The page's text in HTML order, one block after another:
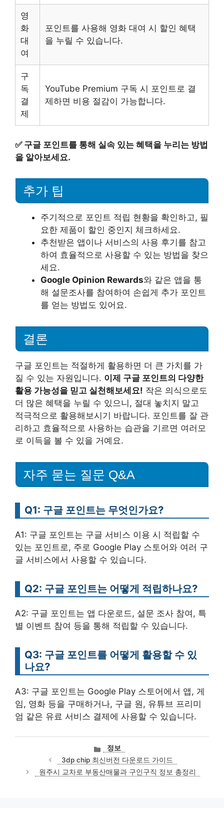
영
화
대
여
포인트를 사용해 영화 대여 시 할인 혜택
을 누릴 수 있습니다.
구
독
결
제
YouTube Premium 구독 시 포인트로 결
제하면 비용 절감이 가능합니다.
✅ 구글 포인트를 통해 실속 있는 혜택을 누리는 방법
을 알아보세요.
추가 팁
주기적으로 포인트 적립 현황을 확인하고, 필
요한 제품이 할인 중인지 체크하세요.
추천받은 앱이나 서비스의 사용 후기를 참고
하여 효율적으로 사용할 수 있는 방법을 찾으
세요.
Google Opinion Rewards와 같은 앱을 통
해 설문조사를 참여하여 손쉽게 추가 포인트
를 얻는 방법도 있어요.
결론
구글 포인트는 적절하게 활용하면 더 큰 가치를 가
질 수 있는 자원입니다. 이제 구글 포인트의 다양한
활용 가능성을 믿고 실천해보세요! 작은 의식으로도
더 많은 혜택을 누릴 수 있으니, 절대 놓치지 말고
적극적으로 활용해보시기 바랍니다. 포인트를 잘 관
리하고 효율적으로 사용하는 습관을 기르면 여러모
로 이득을 볼 수 있을 거예요.
자주 묻는 질문 Q&A
Q1: 구글 포인트는 무엇인가요?
A1: 구글 포인트는 구글 서비스 이용 시 적립할 수
있는 포인트로, 주로 Google Play 스토어와 여러 구
글 서비스에서 사용할 수 있습니다.
Q2: 구글 포인트는 어떻게 적립하나요?
A2: 구글 포인트는 앱 다운로드, 설문 조사 참여, 특
별 이벤트 참여 등을 통해 적립할 수 있습니다.
Q3: 구글 포인트를 어떻게 활용할 수 있
나요?
A3: 구글 포인트는 Google Play 스토어에서 앱, 게
임, 영화 등을 구매하거나, 구글 원, 유튜브 프리미
엄 같은 유료 서비스 결제에 사용할 수 있습니다.
카
테
고
리
정보
3dp chip 최신버전 다운로드 가이드
원주시 교차로 부동산매물과 구인구직 정보 총정리